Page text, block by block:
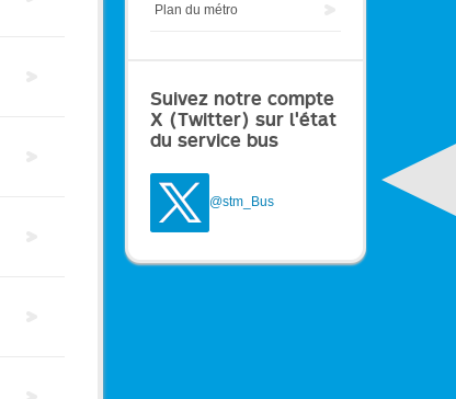
Plan du métro
Suivez notre compte
X (Twitter) sur l'état
du service bus
@stm_Bus